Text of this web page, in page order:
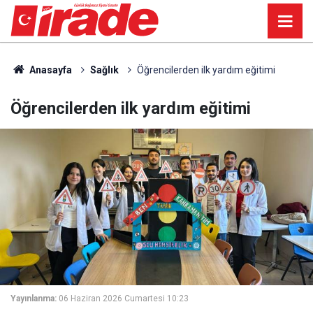
Anasayfa Sağlık Öğrencilerden ilk yardım eğitimi
Öğrencilerden ilk yardım eğitimi
Yayınlanma: 06 Haziran 2026 Cumartesi 10:23